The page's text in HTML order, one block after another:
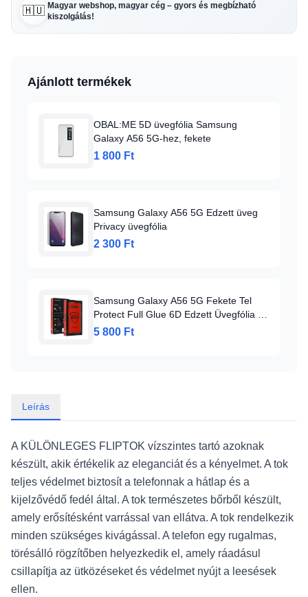
🇭🇺 Magyar webshop, magyar cég – gyors és megbízható
kiszolgálás!
Ajánlott termékek
OBAL:ME 5D üvegfólia Samsung
Galaxy A56 5G-hez, fekete
1 800 Ft
Samsung Galaxy A56 5G Edzett üveg
Privacy üvegfólia
2 300 Ft
Samsung Galaxy A56 5G Fekete Tel
Protect Full Glue 6D Edzett Üvegfólia -
10 csomag, üvegfólia
5 800 Ft
Leírás
A KÜLÖNLEGES FLIPTOK vízszintes tartó azoknak
készült, akik értékelik az eleganciát és a kényelmet. A tok
teljes védelmet biztosít a telefonnak a hátlap és a
kijelzővédő fedél által. A tok természetes bőrből készült,
amely erősítésként varrással van ellátva. A tok rendelkezik
minden szükséges kivágással. A telefon egy rugalmas,
törésálló rögzítőben helyezkedik el, amely ráadásul
csillapítja az ütközéseket és védelmet nyújt a leesések
ellen.